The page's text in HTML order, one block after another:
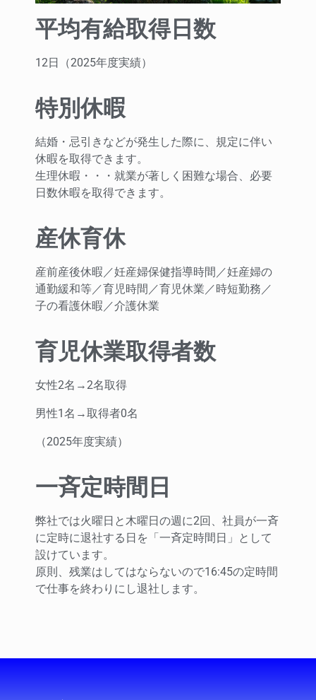
平均有給取得日数
12日（2025年度実績）
特別休暇
結婚・忌引きなどが発生した際に、規定に伴い
休暇を取得できます。
生理休暇・・・就業が著しく困難な場合、必要
日数休暇を取得できます。
産休育休
産前産後休暇／妊産婦保健指導時間／妊産婦の
通勤緩和等／育児時間／育児休業／時短勤務／
子の看護休暇／介護休業
育児休業取得者数
女性2名→2名取得
男性1名→取得者0名
（2025年度実績）
一斉定時間日
弊社では火曜日と木曜日の週に2回、社員が一斉
に定時に退社する日を「一斉定時間日」として
設けています。
原則、残業はしてはならないので16:45の定時間
で仕事を終わりにし退社します。